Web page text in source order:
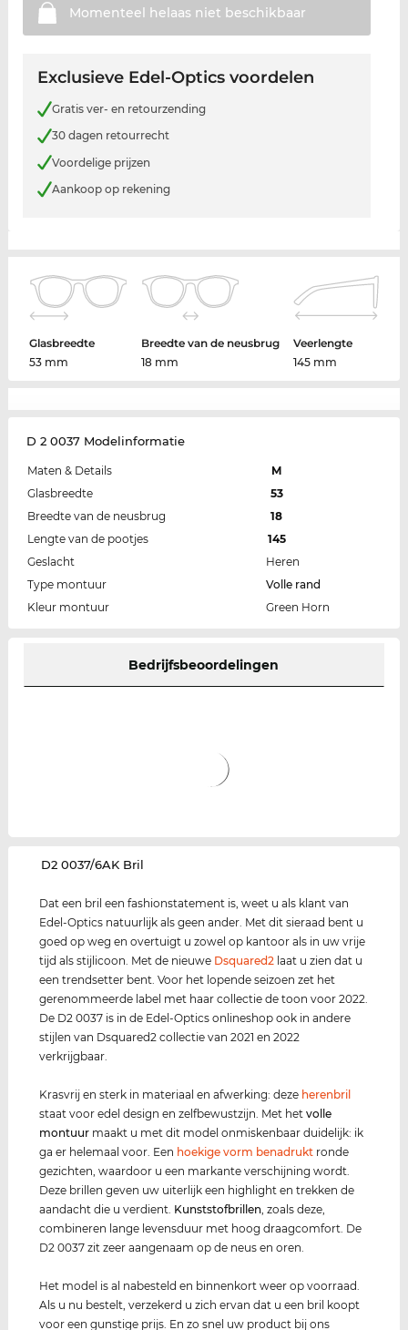
Momenteel helaas niet beschikbaar
Exclusieve Edel-Optics voordelen
Gratis ver- en retourzending
30 dagen retourrecht
Voordelige prijzen
Aankoop op rekening
Glasbreedte
53 mm
Breedte van de neusbrug
18 mm
Veerlengte
145 mm
D 2 0037 Modelinformatie
Maten & Details
M
Glasbreedte
53
Breedte van de neusbrug
18
Lengte van de pootjes
145
Geslacht
Heren
Type montuur
Volle rand
Kleur montuur
Green Horn
Bedrijfsbeoordelingen
‌D2 0037/6AK Bril
Dat een bril een fashionstatement is, weet u als klant van
Edel-Optics natuurlijk als geen ander. Met dit sieraad bent u
goed op weg en overtuigt u zowel op kantoor als in uw vrije
tijd als stijlicoon. Met de nieuwe Dsquared2 laat u zien dat u
een trendsetter bent. Voor het lopende seizoen zet het
gerenommeerde label met haar collectie de toon voor 2022.
De D2 0037 is in de Edel-Optics onlineshop ook in andere
stijlen van Dsquared2 collectie van 2021 en 2022
verkrijgbaar.
Krasvrij en sterk in materiaal en afwerking: deze herenbril
staat voor edel design en zelfbewustzijn. Met hetvolle
montuur maakt u met dit model onmiskenbaar duidelijk: ik
ga er helemaal voor. Een hoekige vorm benadrukt ronde
gezichten, waardoor u een markante verschijning wordt.
Deze brillen geven uw uiterlijk een highlight en trekken de
aandacht die u verdient. Kunststofbrillen , zoals deze,
combineren lange levensduur met hoog draagcomfort. De
D2 0037 zit zeer aangenaam op de neus en oren.
Het model is al nabesteld en binnenkort weer op voorraad.
Als u nu bestelt, verzekerd u zich ervan dat u een bril koopt
voor een gunstige prijs. En zo snel uw product bij ons